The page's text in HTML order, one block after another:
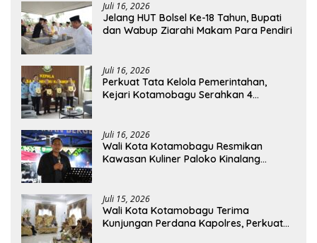
Juli 16, 2026
Jelang HUT Bolsel Ke-18 Tahun, Bupati
dan Wabup Ziarahi Makam Para Pendiri
Juli 16, 2026
Perkuat Tata Kelola Pemerintahan,
Kejari Kotamobagu Serahkan 4
Juli 16, 2026
Wali Kota Kotamobagu Resmikan
Kawasan Kuliner Paloko Kinalang
Juli 15, 2026
Wali Kota Kotamobagu Terima
Kunjungan Perdana Kapolres, Perkuat